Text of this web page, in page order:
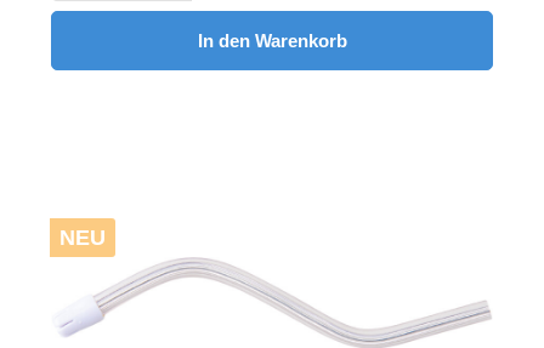
Patienten.EFFEKTIVDank der geringeren
Wärmeentwicklung kann bei Bedarf mehr Druck
ausgeübt werden, um hartnäckige Verfärbungen zu
entfernen.SCHNELLERDank der innovativ gestalteten
NEUEN 60º-Dreh-Prophylaxe- Winkelstücke bieten eine
deutlich sicherere und schmerzfreie
Prophylaxebehandlung.Standard Kelch (8,5 mm) mit
Turbinen-KlingenDer turbinenförmige Kelch hält die
Polierpaste sicher an Ort und Stelle, während sich der
Rand ausweitet. Dies sorgt für besseren Kontakt und
In den Warenkorb
NEU